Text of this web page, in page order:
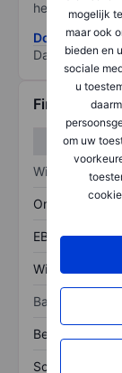
mogelijk
maar ook
bieden en
sociale
u
om uw
het grootste
Download de
Data provided
Financiële
Winst/verlies
Omzet
EBITDA
Winst
Balans
Bezittingen
Schulden